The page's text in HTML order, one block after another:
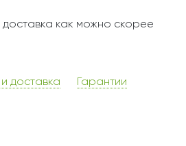
доставка как можно скорее
доставка
Гарантии